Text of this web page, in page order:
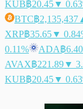
KUB฿20.45▼
BTC฿2,135,437
XRP฿35.65▼
0.11%
ADA฿6.40
AVAX฿221.89▼
KUB฿20.45▼